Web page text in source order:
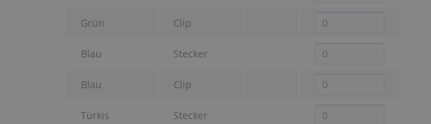
Grün Clip
Blau Stecker
Blau Clip
Türkis Stecker